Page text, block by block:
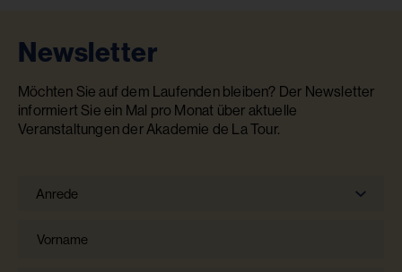
Newsletter
Möchten Sie auf dem Laufenden bleiben? Der Newsletter
informiert Sie ein Mal pro Monat über aktuelle
Veranstaltungen der Akademie de La Tour.
Anrede
Anrede